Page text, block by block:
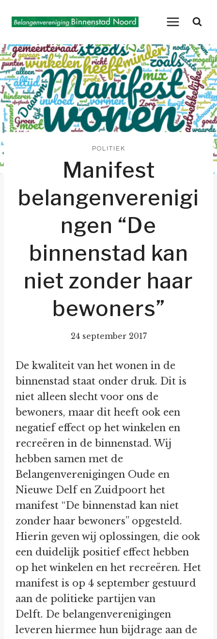
naar
POLITIEK
Manifest
belangenverenigi
ngen “De
binnenstad kan
niet zonder haar
bewoners”
24 september 2017
De kwaliteit van het wonen in de
binnenstad staat onder druk. Dit is
niet alleen slecht voor ons de
bewoners, maar dit heeft ook een
negatief effect op het winkelen en
recreëren in de binnenstad. Wij
hebben samen met de
Belangenverenigingen Oude en
Nieuwe Delf en Zuidpoort het
manifest “De binnenstad kan niet
zonder haar bewoners” opgesteld.
Hierin geven wij oplossingen, die ook
een duidelijk positief effect hebben
op het winkelen en het recreëren. Het
manifest is op 4 september gestuurd
aan de politieke partijen van
Delft. De belangenverenigingen
leveren hiermee hun bijdrage aan de